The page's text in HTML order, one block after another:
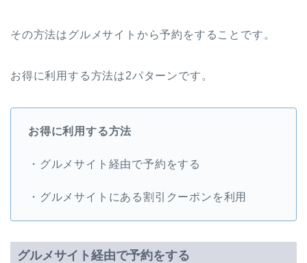
その方法はグルメサイトから予約をすることです。
お得に利用する方法は2パターンです。
お得に利用する方法
・グルメサイト経由で予約をする
・グルメサイトにある割引クーポンを利用
グルメサイト経由で予約をする